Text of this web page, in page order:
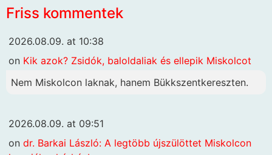
Friss kommentek
2026.08.09. at 10:38
on Kik azok? Zsidók, baloldaliak és ellepik Miskolcot
Nem Miskolcon laknak, hanem Bükkszentkereszten.
2026.08.09. at 09:51
on dr. Barkai László: A legtöbb újszülöttet Miskolcon